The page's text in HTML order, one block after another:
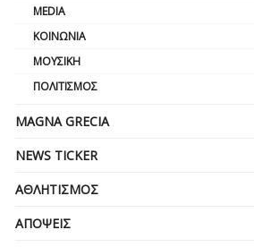
MEDIA
ΚΟΙΝΩΝΊΑ
ΜΟΥΣΙΚΉ
ΠΟΛΙΤΙΣΜΌΣ
MAGNA GRECIA
NEWS TICKER
ΑΘΛΗΤΙΣΜΌΣ
ΑΠΌΨΕΙΣ